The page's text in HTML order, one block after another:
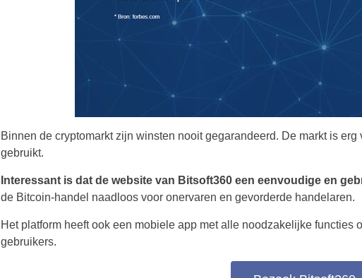
Binnen de cryptomarkt zijn winsten nooit gegarandeerd. De markt is
gebruikt.
Interessant is dat de website van Bitsoft360 een eenvoudige en
de Bitcoin-handel naadloos voor onervaren en gevorderde handelaren.
Het platform heeft ook een mobiele app met alle noodzakelijke functies
gebruikers.